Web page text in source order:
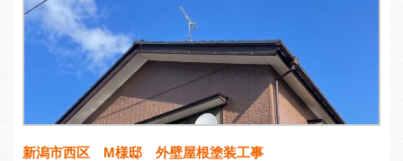
新潟市西区 M様邸 外壁屋根塗装工事